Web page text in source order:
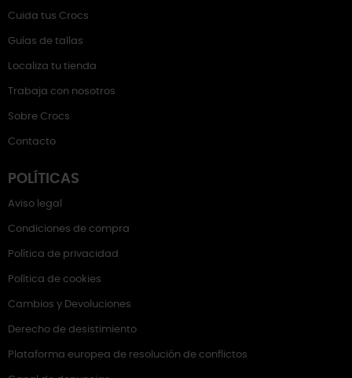
Cuida tus Crocs
Guías de tallas
Localiza tu tienda
Trabaja con nosotros
Sobre Crocs
Contacto
POLÍTICAS
Aviso legal
Condiciones de compra
Política de privacidad
Política de cookies
Cambios y Devoluciones
Derecho de desistimiento
Plataforma europea de resolución de conflictos